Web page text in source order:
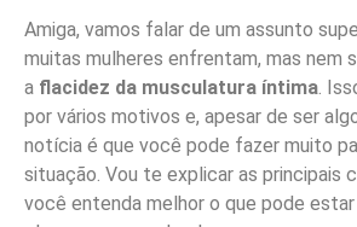
Amiga, vamos falar de um assunto
muitas mulheres enfrentam, mas nem
a flacidez da musculatura íntima.
por vários motivos e, apesar de ser
notícia é que você pode fazer muito
situação. Vou te explicar as principais
você entenda melhor o que pode